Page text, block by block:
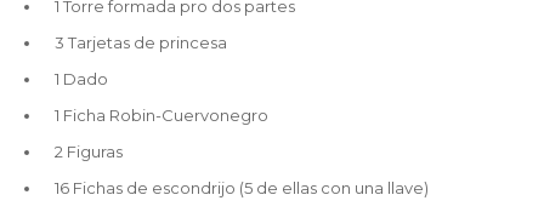
1 Torre formada pro dos partes
3 Tarjetas de princesa
1 Dado
1 Ficha Robin-Cuervonegro
2 Figuras
16 Fichas de escondrijo (5 de ellas con una llave)